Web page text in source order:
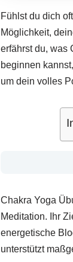
Fühlst du dich
Möglichkeit,
erfährst du, was
beginnen
um dein volles
Chakra Yoga
Meditation. Ihr
energetische
unterstützt